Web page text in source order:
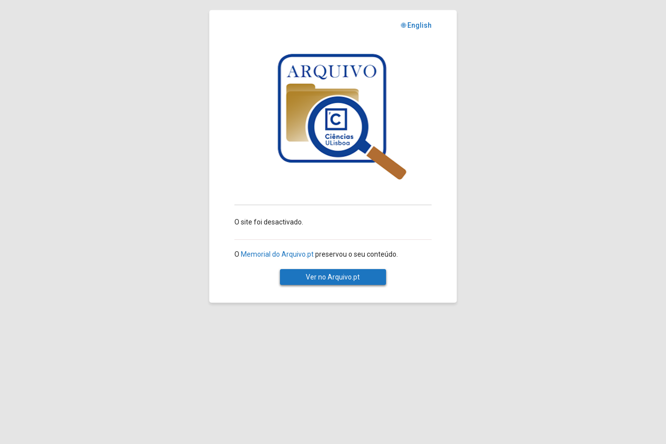
🌐 English
O site foi desactivado.
O Memorial do Arquivo.ptpreservou o seu conteúdo.
Ver no Arquivo.pt